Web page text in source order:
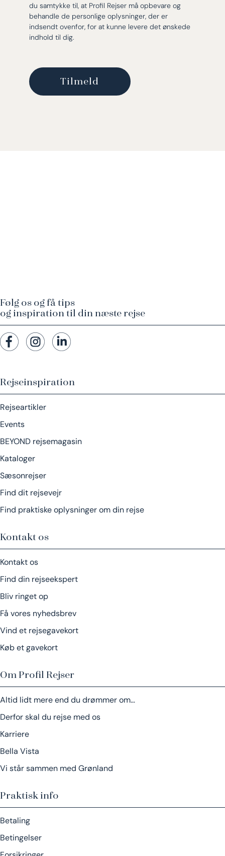
du samtykke til, at Profil Rejser må opbevare og
behandle de personlige oplysninger, der er
indsendt ovenfor, for at kunne levere det ønskede
indhold til dig.
Rejseinspiration
Rejseartikler
Events
BEYOND rejsemagasin
Kataloger
Sæsonrejser
Find dit rejsevejr
Find praktiske oplysninger om din rejse
Kontakt os
Kontakt os
Find din rejseekspert
Bliv ringet op
Få vores nyhedsbrev
Vind et rejsegavekort
Køb et gavekort
Om Profil Rejser
Altid lidt mere end du drømmer om…
Derfor skal du rejse med os
Karriere
Bella Vista
Vi står sammen med Grønland
Praktisk info
Betaling
Betingelser
Følg os og få tips
og inspiration til din næste rejse